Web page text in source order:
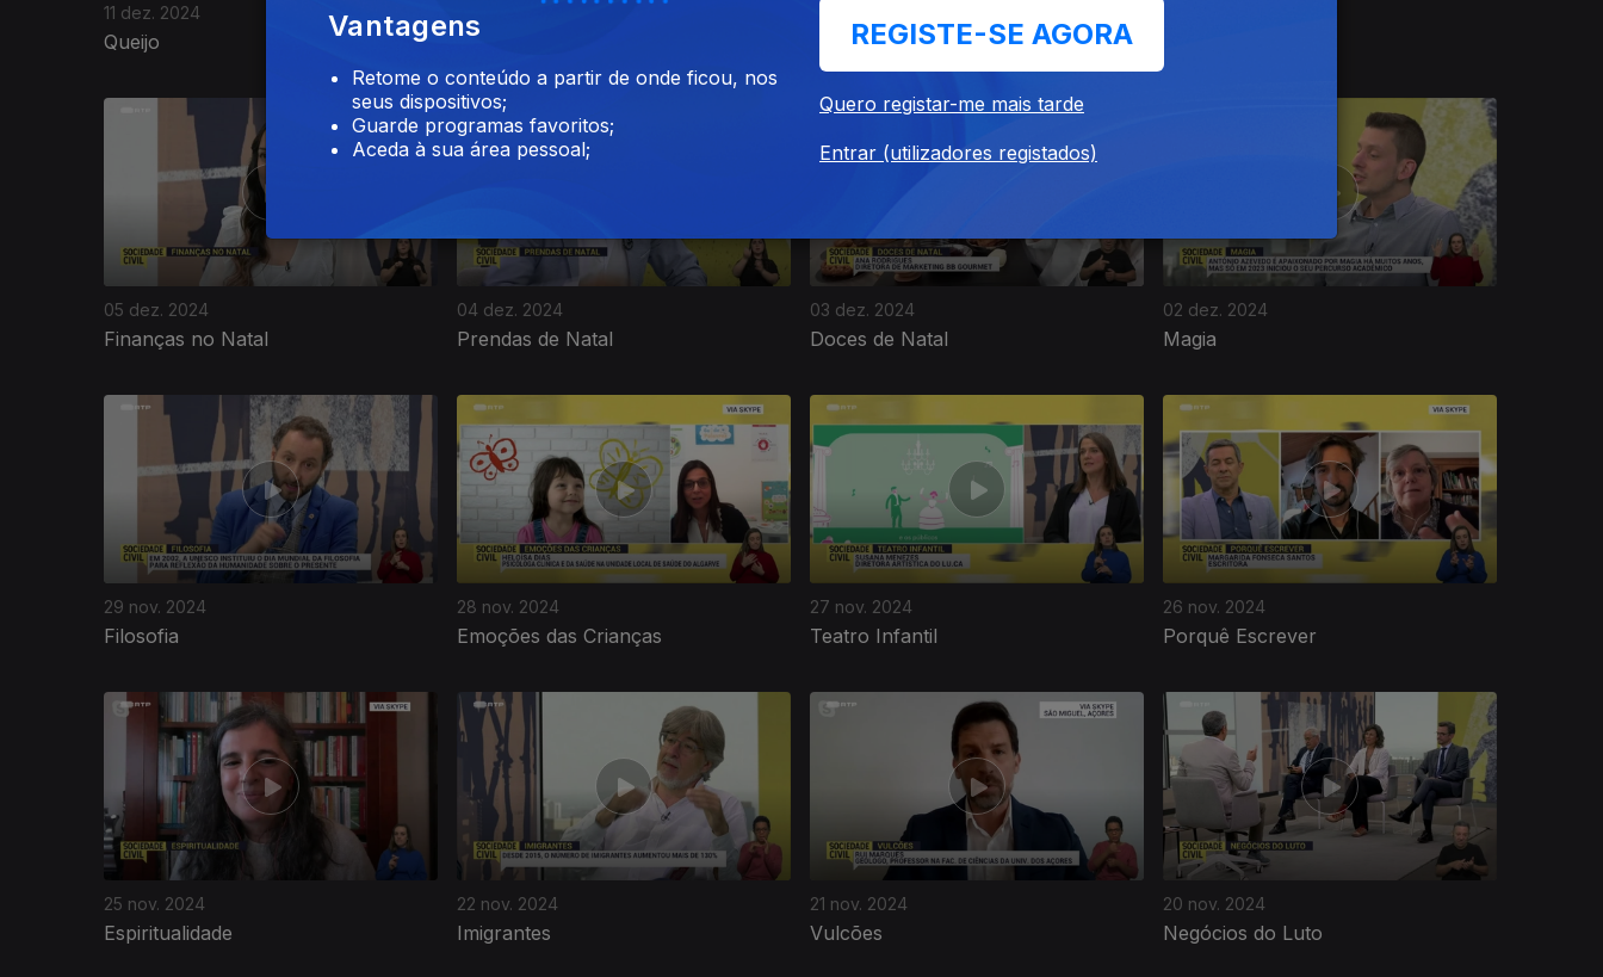
11 dez. 2024
Queijo Chocolate
05 dez. 2024
Finanças no Natal
04 dez. 2024
Prendas de Natal
03 dez. 2024
Doces de Natal
02 dez. 2024
Magia
29 nov. 2024
Filosofia
28 nov. 2024
Emoções das Crianças
27 nov. 2024
Teatro Infantil
26 nov. 2024
Porquê Escrever
25 nov. 2024
Espiritualidade
22 nov. 2024
Imigrantes
21 nov. 2024
Vulcões
20 nov. 2024
Negócios do Luto
810074
Vantagens
Retome o conteúdo a partir de onde ficou, nos
seus dispositivos;
Guarde programas favoritos;
Aceda à sua área pessoal;
REGISTE-SE AGORA
Quero registar-me mais tarde
Entrar (utilizadores registados)